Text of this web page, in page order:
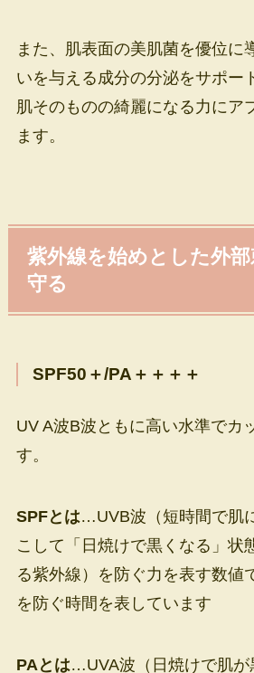
また、肌表面の美肌菌を優位に
いを与える成分の分泌をサポー
肌そのものの綺麗になる力にア
ます。
紫外線を始めとした外
守る
SPF50＋/PA＋＋＋＋
UV A波B波ともに高い水準でカ
す。
SPFとは…UVB波（短時間で肌
こして「日焼けで黒くなる」状
る紫外線）を防ぐ力を表す数値
を防ぐ時間を表しています
PAとは…UVA波（日焼けで肌が